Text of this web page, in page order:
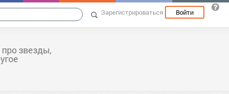
Зарегистрироваться Войти
звезды,